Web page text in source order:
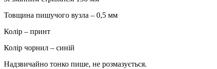
Товщина пишучого вузла – 0,5 мм
Колір – принт
Колір чорнил – синій
Надзвичайно тонко пише, не розмазується.